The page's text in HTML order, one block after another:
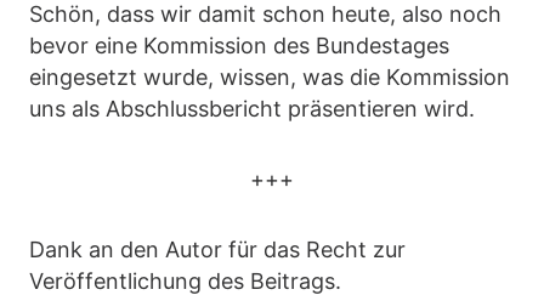
Schön, dass wir damit schon heute, also noch
bevor eine Kommission des Bundestages
eingesetzt wurde, wissen, was die Kommission
uns als Abschlussbericht präsentieren wird.
+++
Dank an den Autor für das Recht zur
Veröffentlichung des Beitrags.